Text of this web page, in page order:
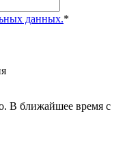
данных.*
В ближайшее время с